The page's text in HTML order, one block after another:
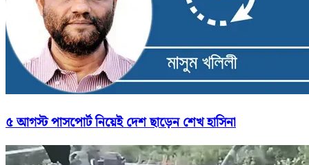
৫ আগস্ট পাসপোর্ট নিয়েই দেশ ছাড়েন শেখ হাসিনা